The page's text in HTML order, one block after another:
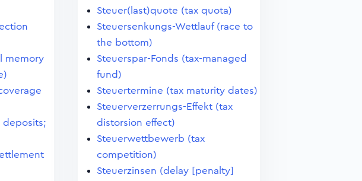
memory
deposits;
Steuer(last)quote (tax quota)
Steuersenkungs-Wettlauf (race to
the bottom)
Steuerspar-Fonds (tax-managed
fund)
Steuertermine (tax maturity dates)
Steuerverzerrungs-Effekt (tax
distorsion effect)
Steuerwettbewerb (tax
competition)
Steuerzinsen (delay [penalty]